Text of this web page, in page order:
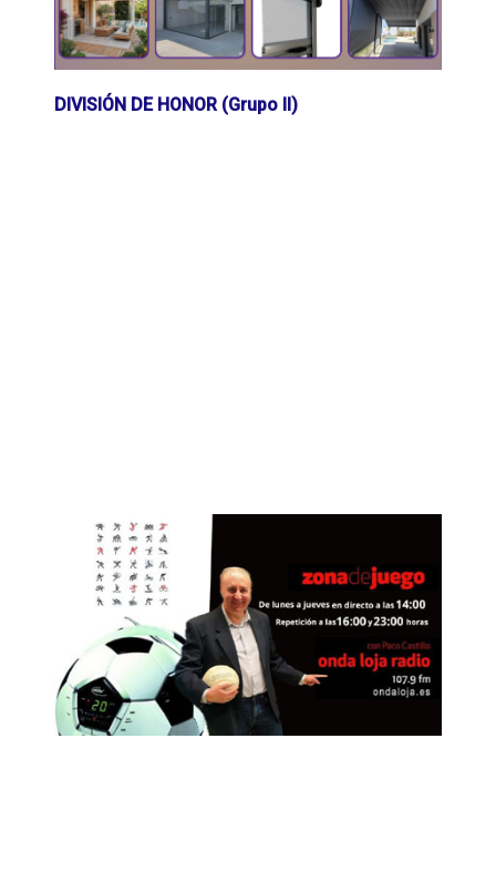
DIVISIÓN DE HONOR (Grupo II)